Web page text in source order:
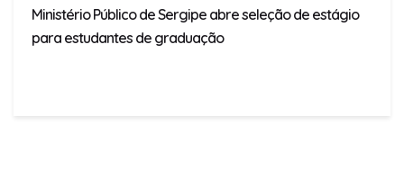
Ministério Público de Sergipe abre seleção de estágio
para estudantes de graduação